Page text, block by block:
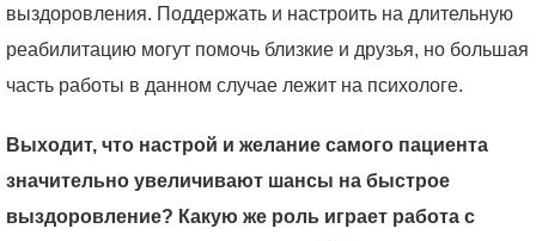
выздоровления. Поддержать и настроить на длительную
реабилитацию могут помочь близкие и друзья, но большая
часть работы в данном случае лежит на психологе.
Выходит, что настрой и желание самого пациента
значительно увеличивают шансы на быстрое
выздоровление? Какую же роль играет работа с